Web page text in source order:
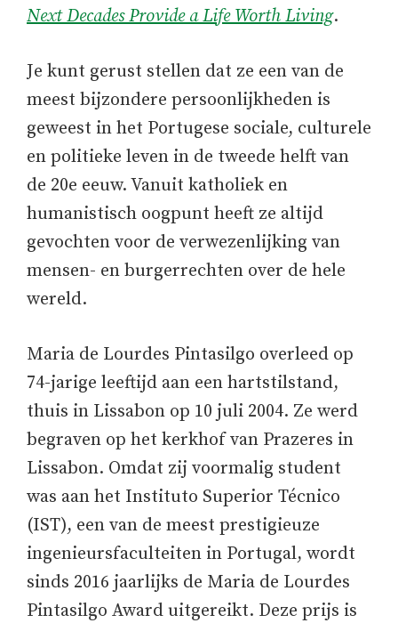
Next Decades Provide a Life Worth Living.
Je kunt gerust stellen dat ze een van de
meest bijzondere persoonlijkheden is
geweest in het Portugese sociale, culturele
en politieke leven in de tweede helft van
de 20e eeuw. Vanuit katholiek en
humanistisch oogpunt heeft ze altijd
gevochten voor de verwezenlijking van
mensen- en burgerrechten over de hele
wereld.
Maria de Lourdes Pintasilgo overleed op
74-jarige leeftijd aan een hartstilstand,
thuis in Lissabon op 10 juli 2004. Ze werd
begraven op het kerkhof van Prazeres in
Lissabon. Omdat zij voormalig student
was aan het Instituto Superior Técnico
(IST), een van de meest prestigieuze
ingenieursfaculteiten in Portugal, wordt
sinds 2016 jaarlijks de Maria de Lourdes
Pintasilgo Award uitgereikt. Deze prijs is